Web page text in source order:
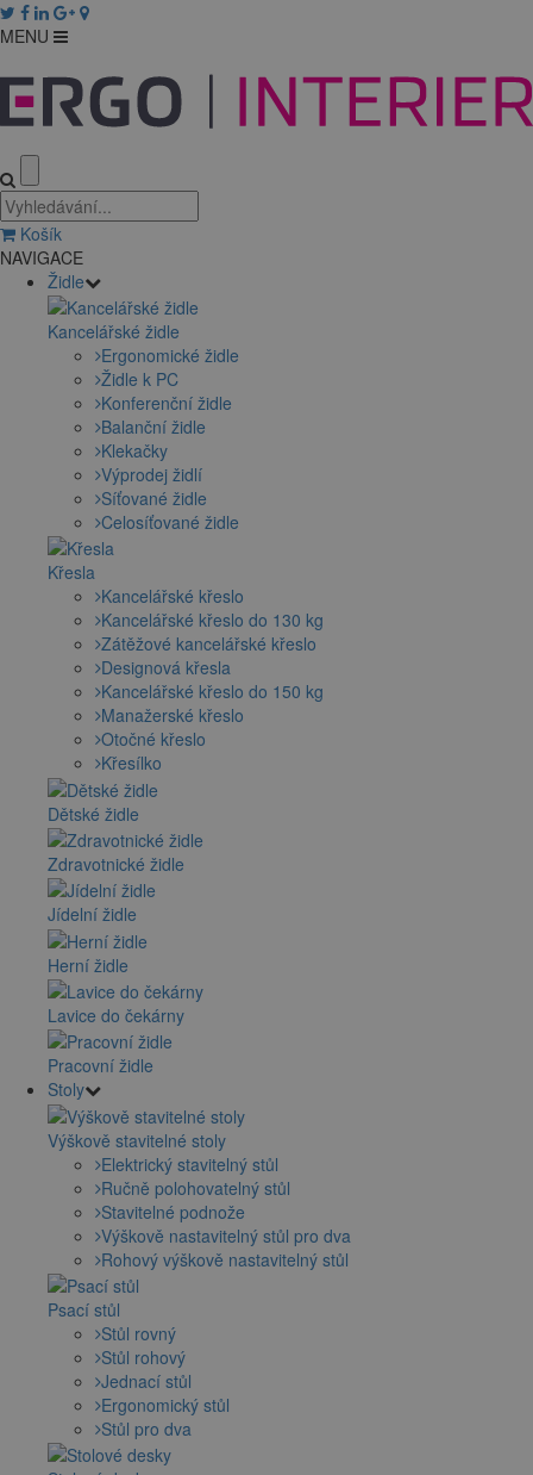
MENU
Košík
NAVIGACE
Židle
Kancelářské židle
Ergonomické židle
Židle k PC
Konferenční židle
Balanční židle
Klekačky
Výprodej židlí
Síťované židle
Celosíťované židle
Křesla
Kancelářské křeslo
Kancelářské křeslo do 130 kg
Zátěžové kancelářské křeslo
Designová křesla
Kancelářské křeslo do 150 kg
Manažerské křeslo
Otočné křeslo
Křesílko
Dětské židle
Zdravotnické židle
Jídelní židle
Herní židle
Lavice do čekárny
Pracovní židle
Stoly
Výškově stavitelné stoly
Elektrický stavitelný stůl
Ručně polohovatelný stůl
Stavitelné podnože
Výškově nastavitelný stůl pro dva
Rohový výškově nastavitelný stůl
Psací stůl
Stůl rovný
Stůl rohový
Jednací stůl
Ergonomický stůl
Stůl pro dva